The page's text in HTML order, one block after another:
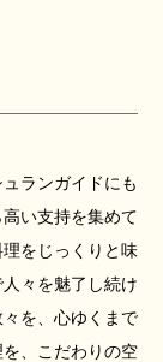
ランガイドにも
い支持を集めて
をじっくりと味
々を魅了し続け
を、心ゆくまで
、こだわりの空